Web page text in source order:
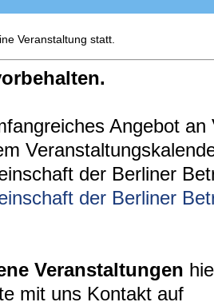
Veranstaltung statt.
Angebot
der Berliner
der Berliner
Veranstaltungen
mit uns Kontakt auf